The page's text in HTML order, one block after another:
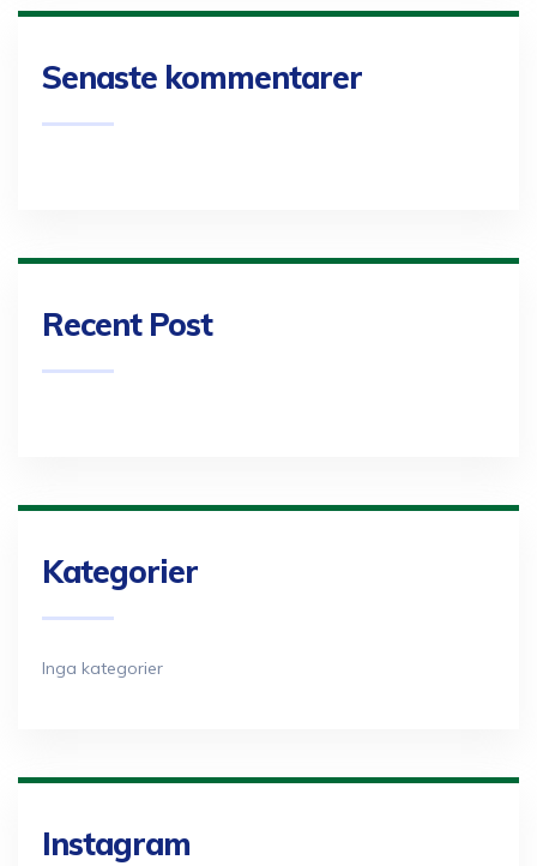
Senaste kommentarer
Recent Post
Kategorier
Inga kategorier
Instagram